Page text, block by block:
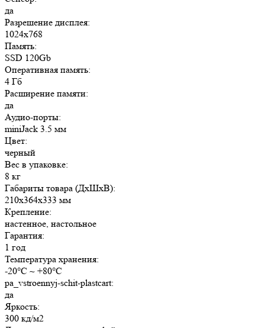
да
Разрешение дисплея:
1024x768
Память:
SSD 120Gb
Оперативная память:
4 Гб
Расширение памяти:
да
Аудио-порты:
miniJack 3.5 мм
Цвет:
черный
Вес в упаковке:
8 кг
Габариты товара (ДxШxВ):
210x364x333 мм
Крепление:
настенное, настольное
Гарантия:
1 год
Температура хранения:
-20°C ~ +80°C
pa_vstroennyj-schit-plastcart:
да
Яркость:
300 кд/м2